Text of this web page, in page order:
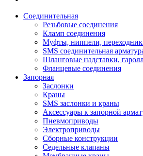
Соединительная
Резьбовые соединения
Кламп соединения
Муфты, ниппели,
SMS соединительная
Шланговые надставки,
Фланцевые соединения
Запорная
Заслонки
Краны
SMS заслонки и краны
Аксессуары к запорной
Пневмоприводы
Электроприводы
Сборные конструкции
Седельные клапаны